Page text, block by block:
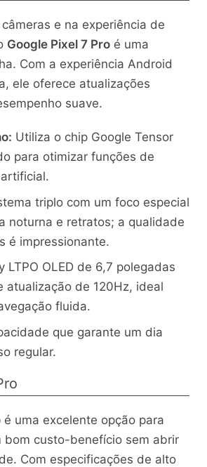
e na experiência de
Google Pixel 7 Proé uma
Com a experiência Android
ele oferece atualizações
suave.
Utiliza o chip Google Tensor
para otimizar funções de
triplo com um foco especial
noturna e retratos; a qualidade
é impressionante.
LTPO OLED de 6,7 polegadas
atualização de 120Hz, ideal
fluida.
que garante um dia
regular.
é uma excelente opção para
bom custo-benefício sem abrir
Com especificações de alto